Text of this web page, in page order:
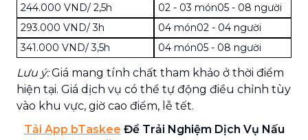
244.000 VND/ 2,5h
02 - 03 món05 - 08 người
293.000 VND/ 3h
04 món02 - 04 người
341.000 VND/ 3,5h
04 món05 - 08 người
Lưu ý:Giá mang tính chất tham khảo ở thời điểm
hiện tại. Giá dịch vụ có thể tự động điều chỉnh tùy
vào khu vực, giờ cao điểm, lễ tết.
Tải App bTaskee Để Trải Nghiệm Dịch Vụ Nấu